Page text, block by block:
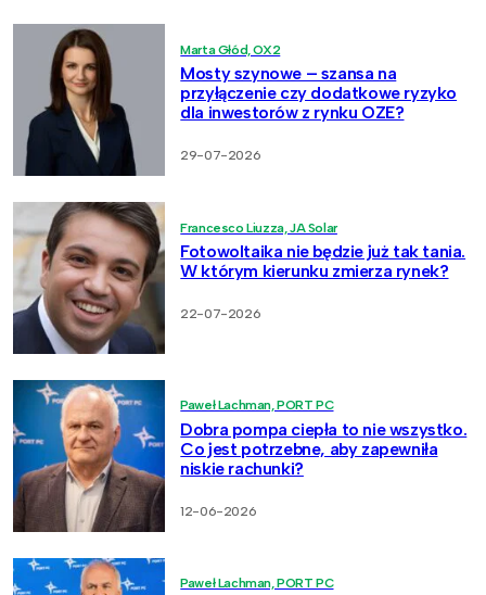
Marta Głód, OX2
Mosty szynowe – szansa na
przyłączenie czy dodatkowe ryzyko
dla inwestorów z rynku OZE?
29-07-2026
Francesco Liuzza, JA Solar
Fotowoltaika nie będzie już tak tania.
W którym kierunku zmierza rynek?
22-07-2026
Paweł Lachman, PORT PC
Dobra pompa ciepła to nie wszystko.
Co jest potrzebne, aby zapewniła
niskie rachunki?
12-06-2026
Paweł Lachman, PORT PC